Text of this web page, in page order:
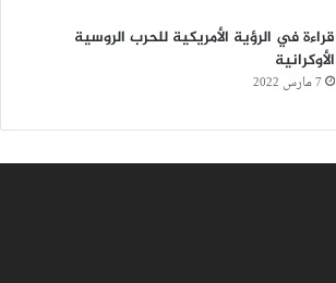
قراءة في الرؤية الأمريكية للحرب الروسية
الأوكرانية
7 مارس 2022